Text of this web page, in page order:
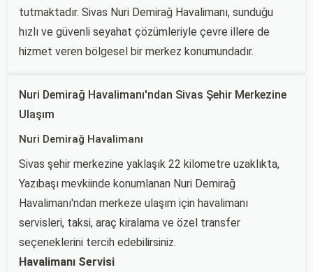
tutmaktadır. Sivas Nuri Demirağ Havalimanı, sunduğu
hızlı ve güvenli seyahat çözümleriyle çevre illere de
hizmet veren bölgesel bir merkez konumundadır.
Nuri Demirağ Havalimanı'ndan Sivas Şehir Merkezine
Ulaşım
Nuri Demirağ Havalimanı
Sivas şehir merkezine yaklaşık 22 kilometre uzaklıkta,
Yazıbaşı mevkiinde konumlanan Nuri Demirağ
Havalimanı'ndan merkeze ulaşım için havalimanı
servisleri, taksi, araç kiralama ve özel transfer
seçeneklerini tercih edebilirsiniz.
Havalimanı Servisi